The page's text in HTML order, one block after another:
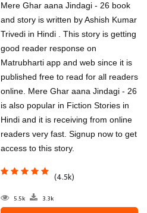
Mere Ghar aana Jindagi - 26 book
and story is written by Ashish Kumar
Trivedi in Hindi . This story is getting
good reader response on
Matrubharti app and web since it is
published free to read for all readers
online. Mere Ghar aana Jindagi - 26
is also popular in Fiction Stories in
Hindi and it is receiving from online
readers very fast. Signup now to get
access to this story.
(4.5k)
5.5k 3.3k